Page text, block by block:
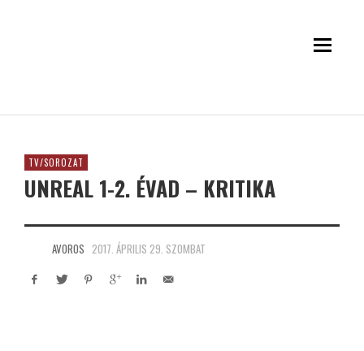
TV/SOROZAT
UNREAL 1-2. ÉVAD – KRITIKA
AVOROS 2017. ÁPRILIS 29. SZOMBAT